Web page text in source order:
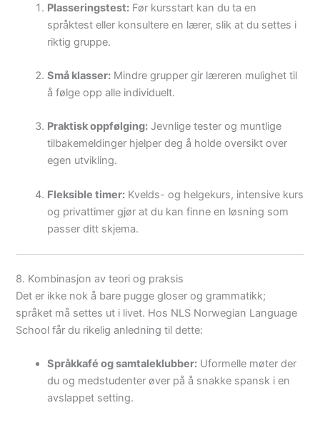
Plasseringstest: Før kursstart kan du ta en
språktest eller konsultere en lærer, slik at du settes i
riktig gruppe.
Små klasser: Mindre grupper gir læreren mulighet til
å følge opp alle individuelt.
Praktisk oppfølging: Jevnlige tester og muntlige
tilbakemeldinger hjelper deg å holde oversikt over
egen utvikling.
Fleksible timer: Kvelds- og helgekurs, intensive kurs
og privattimer gjør at du kan finne en løsning som
passer ditt skjema.
8. Kombinasjon av teori og praksis
Det er ikke nok å bare pugge gloser og grammatikk;
språket må settes ut i livet. Hos NLS Norwegian Language
School får du rikelig anledning til dette:
Språkkafé og samtaleklubber: Uformelle møter der
du og medstudenter øver på å snakke spansk i en
avslappet setting.